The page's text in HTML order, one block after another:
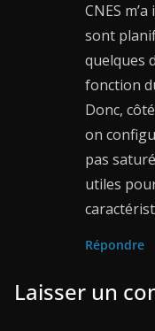
CNES
sont
quelques
fonction
Donc,
on
pas
utiles
Répondre
Laisser un